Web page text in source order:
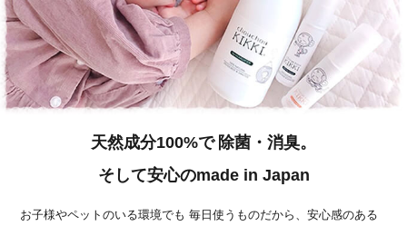
天然成分100%で 除菌・消臭。
そして安心のmade in Japan
お子様やペットのいる環境でも 毎日使うものだから、安心感のある